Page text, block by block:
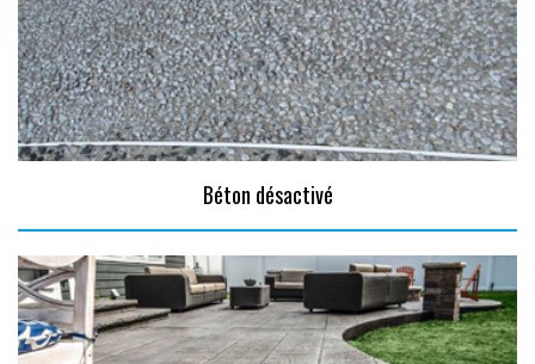
Béton désactivé